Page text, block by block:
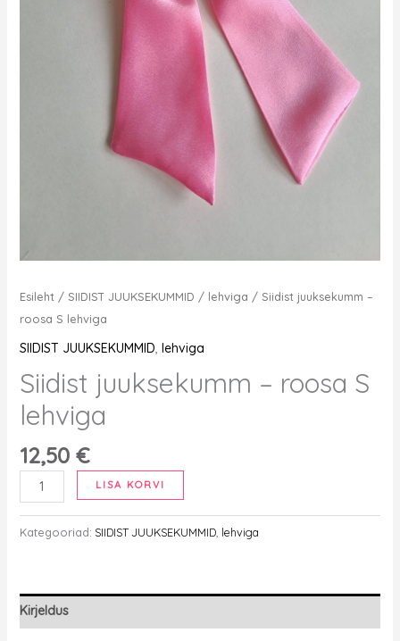
Esileht / SIIDIST JUUKSEKUMMID / lehviga / Siidist juuksekumm –
roosa S lehviga
SIIDIST JUUKSEKUMMID, lehviga
Siidist juuksekumm – roosa S
lehviga
12,50 €
Siidist
juuksekumm
-
lehviga
kogus
LISA KORVI
Kategooriad: SIIDIST JUUKSEKUMMID, lehviga
Kirjeldus